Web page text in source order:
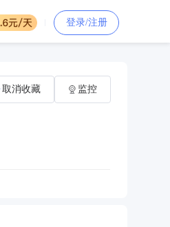
登录/注册
取消收藏 监控